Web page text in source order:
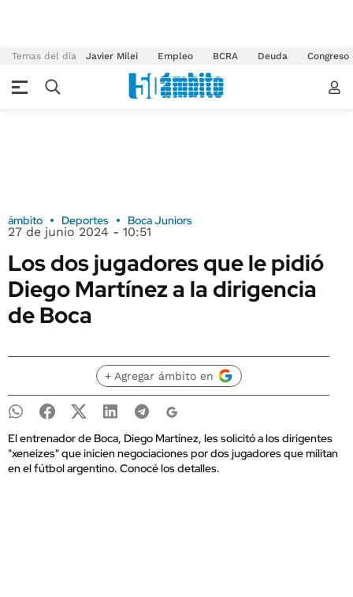
Temas del día Javier Milei Empleo BCRA Deuda Congreso
ámbito Deportes Boca Juniors
27 de junio 2024 - 10:51
Los dos jugadores que le pidió
Diego Martínez a la dirigencia
de Boca
+ Agregar ámbito en
El entrenador de Boca, Diego Martínez, les solicitó a los dirigentes
"xeneizes" que inicien negociaciones por dos jugadores que militan
en el fútbol argentino. Conocé los detalles.